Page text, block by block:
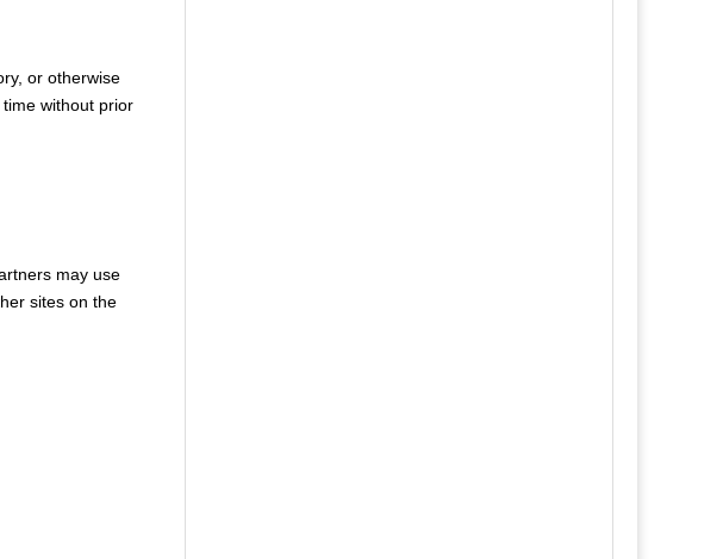
or otherwise
without prior
may use
sites on the